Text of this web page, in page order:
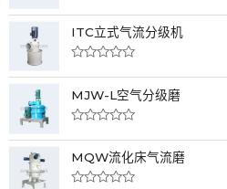
l
;
5
分
0
&
s
l
;
5
ITC立式气流分级机
分
0
s
l
;
5
MJW-L空气分级磨
分
0
&
s
MQW流化床气流磨